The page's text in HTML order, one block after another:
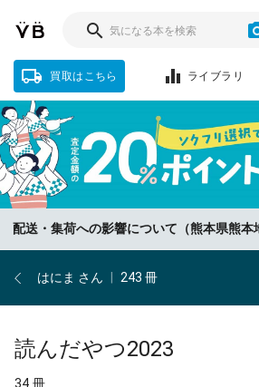
買取はこちら ライブラリ
配送・集荷への影響について（熊本県熊本
はにま さん 243 冊
読んだやつ2023
34 冊